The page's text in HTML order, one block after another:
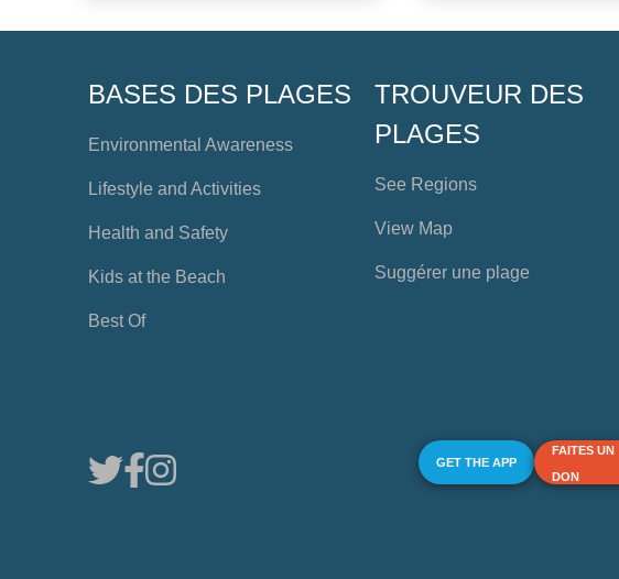
BASES DES PLAGES
Environmental Awareness
Lifestyle and Activities
Health and Safety
Kids at the Beach
Best Of
TROUVEUR DES
PLAGES
See Regions
View Map
Suggérer une plage
GET THE APP
FAITES UN
DON